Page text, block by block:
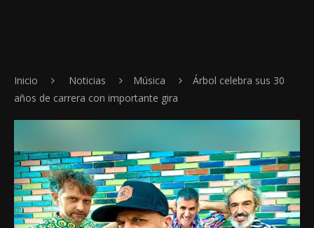
Inicio Noticias Música
Árbol celebra sus 30
años de carrera con importante gira